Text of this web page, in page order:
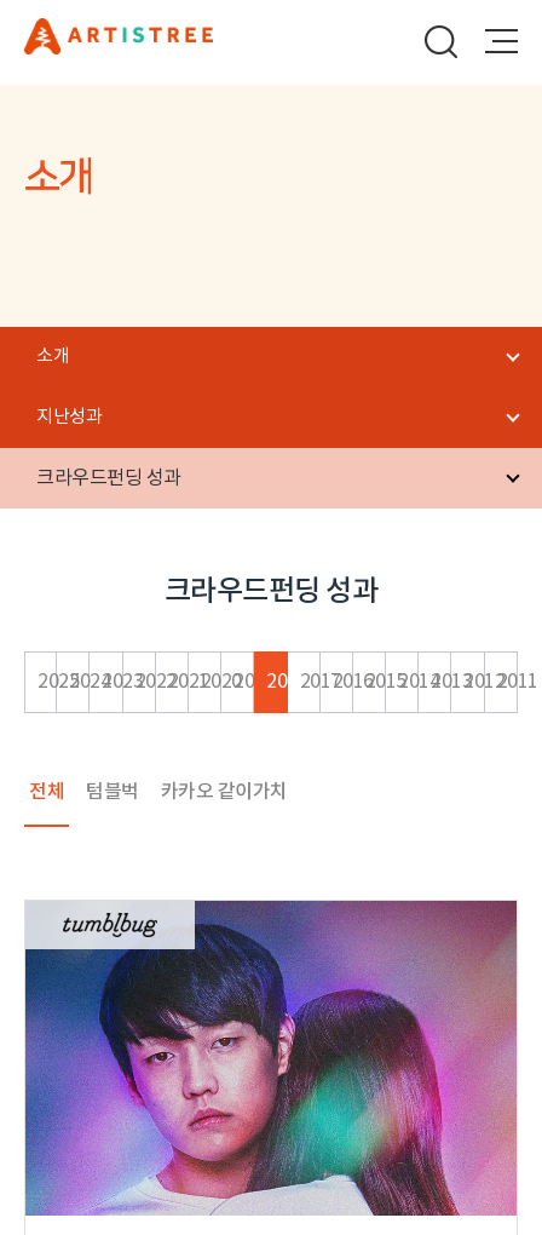
소개
소개
지난성과
크라우드펀딩 성과
크라우드펀딩 성과
202520242023202220212020201920182017201620152014201320122011
전체 텀블벅 카카오 같이가치